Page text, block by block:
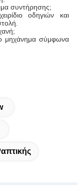
συντήρησης;
οδηγιών και
μηχάνημα σύμφωνα